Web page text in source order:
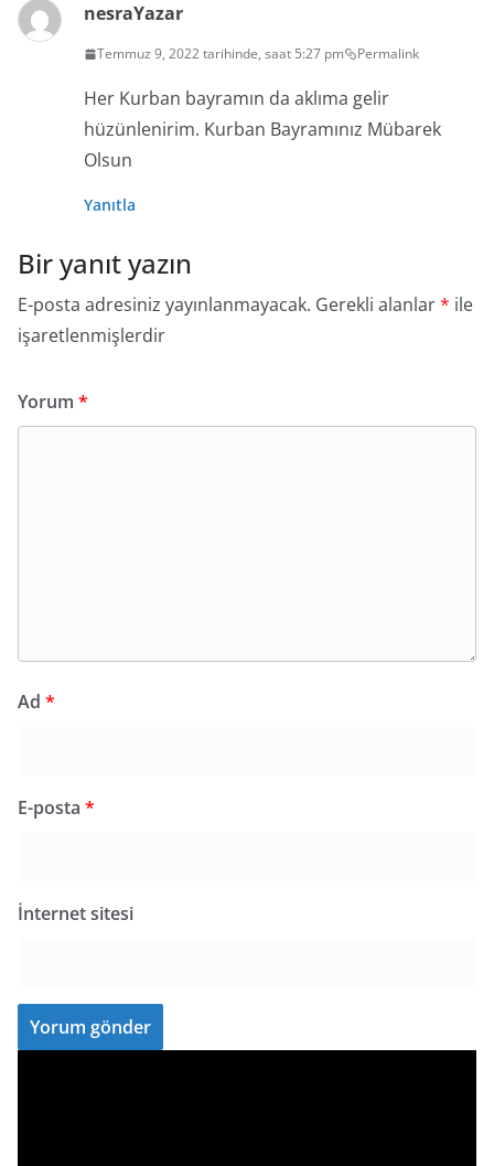
nesraYazar
Temmuz 9, 2022 tarihinde, saat 5:27 pm Permalink
Her Kurban bayramın da aklıma gelir
hüzünlenirim. Kurban Bayramınız Mübarek
Olsun
Yanıtla
Bir yanıt yazın
E-posta adresiniz yayınlanmayacak. Gerekli alanlar* ile
işaretlenmişlerdir
Yorum *
Ad *
E-posta *
İnternet sitesi